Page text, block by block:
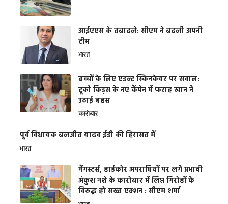
आईएएस के तबादले: सीएम ने बदली अपनी
टीम
भारत
बच्चों के लिए एडल्ट स्किनकेयर पर सवाल:
टूको किड्स के नए कैंपेन में फराह खान ने
उठाई बहस
कारोबार
पूर्व विधायक बलजीत यादव ईडी की हिरासत में
भारत
गैंगस्टर्स, हार्डकोर अपराधियों पर लगे प्रभावी
अंकुश नशे के कारोबार में लिप्त गिरोहों के
विरूद्ध हो सख्त एक्शन : सीएम शर्मा